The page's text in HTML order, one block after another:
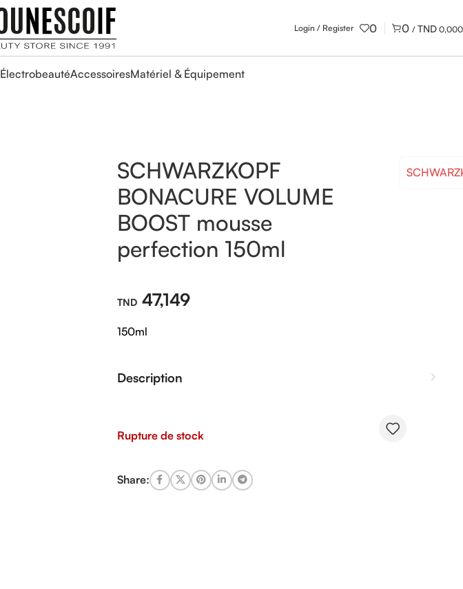
Login / Register 0 0 / 0,000
ÉlectrobeautéAccessoiresMatériel & Équipement
SCHWARZKOPF
BONACURE VOLUME
BOOST mousse
perfection 150ml
47,149
150ml
Description
Rupture de stock
Share: